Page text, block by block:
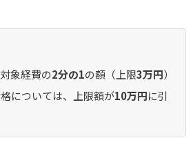
象経費の2分の1の額（上限3万円）
については、上限額が10万円に引